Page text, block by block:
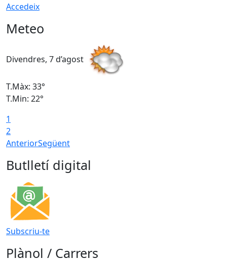
Accedeix
Meteo
Divendres, 7 d’agost
T.Màx: 33°
T.Min: 22°
1
2
AnteriorSegüent
Butlletí digital
Subscriu-te
Plànol / Carrers